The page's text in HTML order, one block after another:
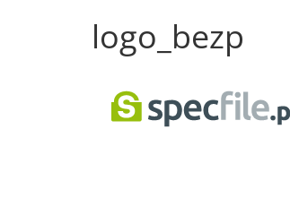
ciekawe
rady
logo_bezp